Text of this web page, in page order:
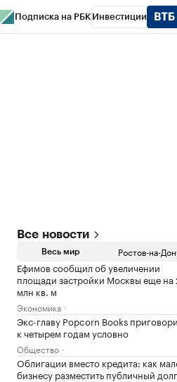
Подписка на РБК Инвестиции
Все новости
Весь мир Ростов-на-
Ефимов сообщил об увеличении
площади застройки Москвы еще на
млн кв. м
Экономика
Экс-главу Popcorn Books
к четырем годам условно
Общество
Облигации вместо кредита: как
бизнесу разместить публичный долг